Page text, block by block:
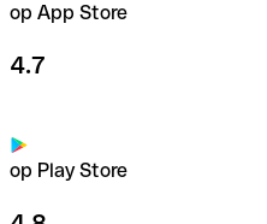
op App Store
4.7
op Play Store